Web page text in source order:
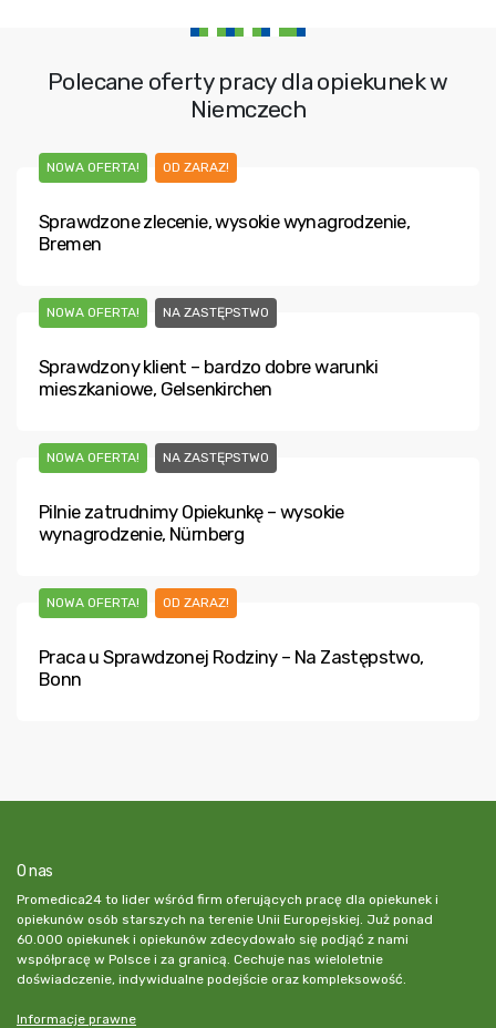
Polecane oferty pracy dla opiekunek w
Niemczech
NOWA OFERTA! OD ZARAZ!
Sprawdzone zlecenie, wysokie wynagrodzenie,
Bremen
NOWA OFERTA! NA ZASTĘPSTWO
Sprawdzony klient – bardzo dobre warunki
mieszkaniowe, Gelsenkirchen
NOWA OFERTA! NA ZASTĘPSTWO
Pilnie zatrudnimy Opiekunkę – wysokie
wynagrodzenie, Nürnberg
NOWA OFERTA! OD ZARAZ!
Praca u Sprawdzonej Rodziny – Na Zastępstwo,
Bonn
O nas
Promedica24 to lider wśród firm oferujących pracę dla opiekunek i
opiekunów osób starszych na terenie Unii Europejskiej. Już ponad
60.000 opiekunek i opiekunów zdecydowało się podjąć z nami
współpracę w Polsce i za granicą. Cechuje nas wieloletnie
doświadczenie, indywidualne podejście oraz kompleksowość.
Informacje prawne